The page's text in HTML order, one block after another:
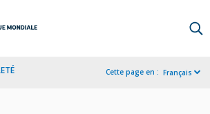
Cette page en : Français